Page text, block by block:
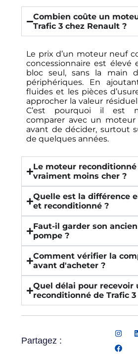
Combien coûte un
Trafic 3 chez Renault ?
Le prix d’un moteur neuf
concessionnaire est élevé
bloc seul, sans la main
périphériques. En
fluides et les pièces
approcher la valeur
C’est pourquoi il est
comparer avec un moteur
avant de décider, surtout
de quelques années.
Le moteur
vraiment moins cher ?
Quelle est la différence
et reconditionné ?
Faut-il garder son
pompe ?
Comment vérifier la
avant d'acheter ?
Quel délai pour recevoir
reconditionné de Trafic 3
Partagez :